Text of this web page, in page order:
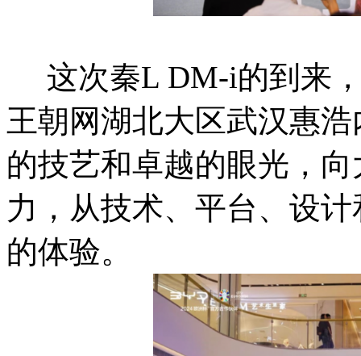
这次秦L DM-i的到来
王朝网湖北大区武汉惠
的技艺和卓越的眼光，
力，从技术、平台、设
的体验。